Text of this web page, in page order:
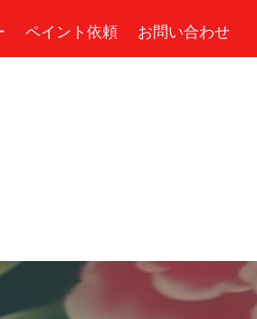
ペイント依頼 お問い合わせ